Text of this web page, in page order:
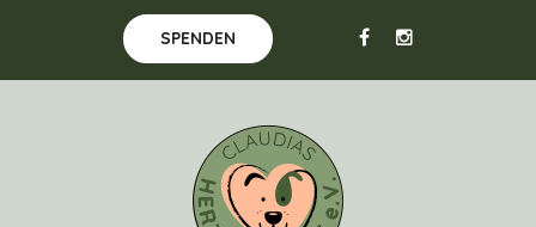
SPENDEN